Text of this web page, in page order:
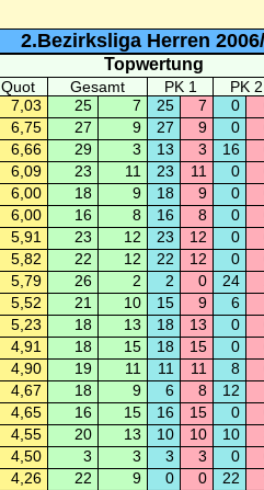
2.Bezirksliga Herren
Topwertung
Quot Gesamt PK 1 PK 2
7,03 25 7 25 7 0
6,75 27 9 27 9 0
6,66 29 3 13 3 16
6,09 23 11 23 11 0
6,00 18 9 18 9 0
6,00 16 8 16 8 0
5,91 23 12 23 12 0
5,82 22 12 22 12 0
5,79 26 2 2 0 24
5,52 21 10 15 9 6
5,23 18 13 18 13 0
4,91 18 15 18 15 0
4,90 19 11 11 11 8
4,67 18 9 6 8 12
4,65 16 15 16 15 0
4,55 20 13 10 10 10
4,50 3 3 3 3 0
4,26 22 9 0 0 22